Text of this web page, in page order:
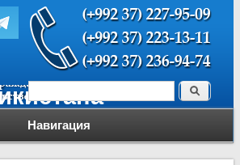
Навигация
Форма поиска Поиск